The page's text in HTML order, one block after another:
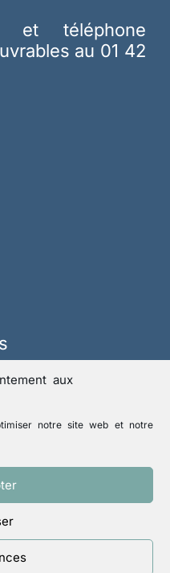
aux
notre site web et notre
et téléphone
au 01 42